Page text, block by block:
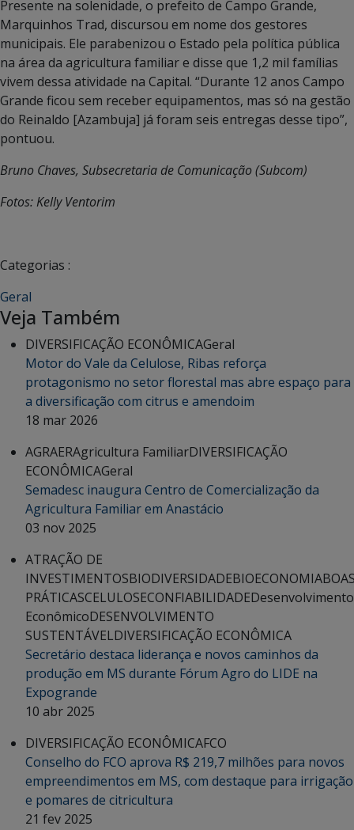
Presente na solenidade, o prefeito de Campo Grande,
Marquinhos Trad, discursou em nome dos gestores
municipais. Ele parabenizou o Estado pela política pública
na área da agricultura familiar e disse que 1,2 mil famílias
vivem dessa atividade na Capital. “Durante 12 anos Campo
Grande ficou sem receber equipamentos, mas só na gestão
do Reinaldo [Azambuja] já foram seis entregas desse tipo”,
pontuou.
Bruno Chaves, Subsecretaria de Comunicação (Subcom)
Fotos: Kelly Ventorim
Categorias :
Geral
Veja Também
DIVERSIFICAÇÃO ECONÔMICAGeral
Motor do Vale da Celulose, Ribas reforça
protagonismo no setor florestal mas abre espaço para
a diversificação com citrus e amendoim
18 mar 2026
AGRAERAgricultura FamiliarDIVERSIFICAÇÃO
ECONÔMICAGeral
Semadesc inaugura Centro de Comercialização da
Agricultura Familiar em Anastácio
03 nov 2025
ATRAÇÃO DE
INVESTIMENTOSBIODIVERSIDADEBIOECONOMIA
PRÁTICASCELULOSECONFIABILIDADEDesenvolvimento
EconômicoDESENVOLVIMENTO
SUSTENTÁVELDIVERSIFICAÇÃO ECONÔMICA
Secretário destaca liderança e novos caminhos da
produção em MS durante Fórum Agro do LIDE na
Expogrande
10 abr 2025
DIVERSIFICAÇÃO ECONÔMICAFCO
Conselho do FCO aprova R$ 219,7 milhões para novos
empreendimentos em MS, com destaque para irrigação
e pomares de citricultura
21 fev 2025